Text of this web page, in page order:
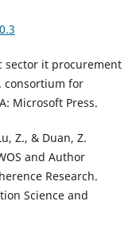
sector it procurement
consortium for
Microsoft Press.
Z., & Duan, Z.
and Author
Research.
Science and